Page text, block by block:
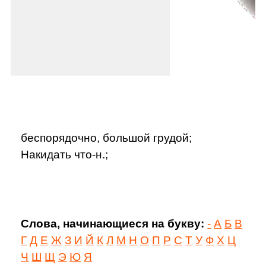
беспорядочно, большой грудой;
Накидать что-н.;
Слова, начинающиеся на букву: - А Б В
Г Д Е Ж З И Й К Л М Н О П Р С Т У Ф Х Ц
Ч Ш Щ Э Ю Я